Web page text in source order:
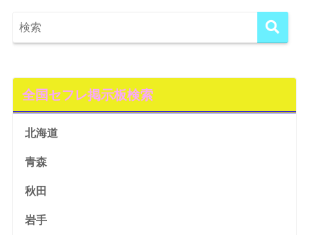
全国セフレ掲示板検索
北海道
青森
秋田
岩手